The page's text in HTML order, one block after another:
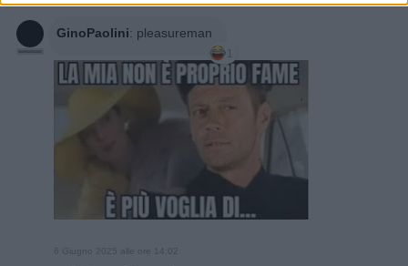
GinoPaolini: pleasureman
1
6 Giugno 2025 alle ore 14:02